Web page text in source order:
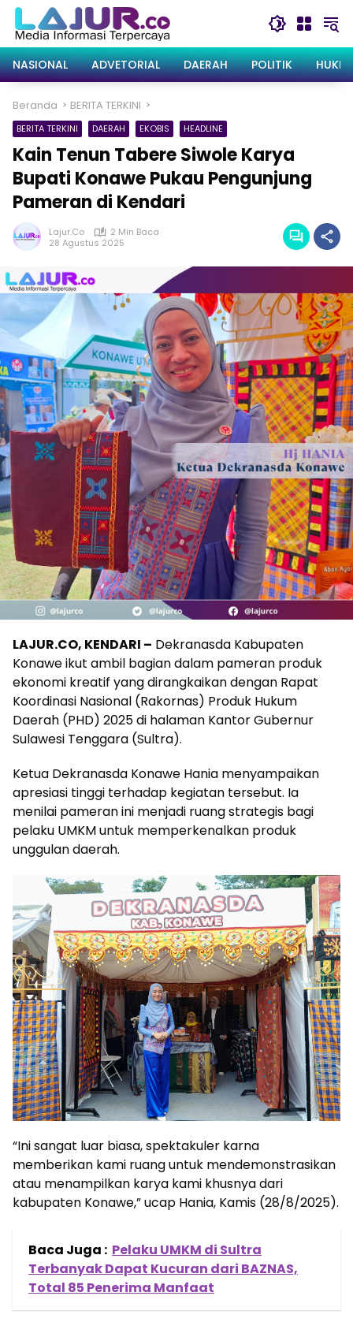
Langsung
konten
NASIONAL
ADVETORIAL DAERAH POLITIK
Beranda BERITA TERKINI
BERITA TERKINI DAERAH EKOBIS HEADLINE
Kain Tenun Tabere Siwole Karya
Bupati Konawe Pukau Pengunjung
Pameran di Kendari
Lajur.co
2 Min Baca
28 Agustus 2025
LAJUR.CO, KENDARI – Dekranasda Kabupaten
Konawe ikut ambil bagian dalam pameran produk
ekonomi kreatif yang dirangkaikan dengan Rapat
Koordinasi Nasional (Rakornas) Produk Hukum
Daerah (PHD) 2025 di halaman Kantor Gubernur
Sulawesi Tenggara (Sultra).
Ketua Dekranasda Konawe Hania menyampaikan
apresiasi tinggi terhadap kegiatan tersebut. Ia
menilai pameran ini menjadi ruang strategis bagi
pelaku UMKM untuk memperkenalkan produk
unggulan daerah.
“Ini sangat luar biasa, spektakuler karna
memberikan kami ruang untuk mendemonstrasikan
atau menampilkan karya kami khusnya dari
kabupaten Konawe,” ucap Hania, Kamis (28/8/2025).
Baca Juga : Pelaku UMKM di Sultra
Terbanyak Dapat Kucuran dari BAZNAS,
Total 85 Penerima Manfaat